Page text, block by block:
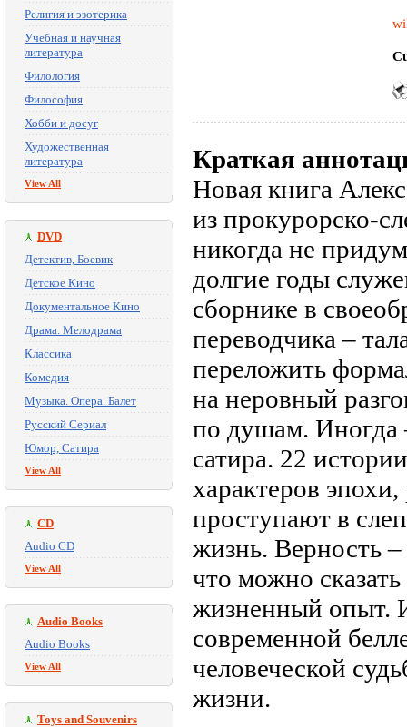
Религия и эзотерика
Учебная и научная
литература
Филология
Философия
Хобби и досуг
Художественная
литература
View All
DVD
Детектив, Боевик
Детское Кино
Документальное Кино
Драма. Мелодрама
Классика
Комедия
Музыка. Опера. Балет
Русский Сериал
Юмор, Сатира
View All
CD
Audio CD
View All
Audio Books
Audio Books
View All
Toys and Souvenirs
Краткая
Новая книга
из прокурорско-
никогда не
долгие годы
сборнике в
переводчика –
переложить
на неровный
по душам. Иногда
сатира. 22
характеров
проступают в
жизнь. Верность
что можно
жизненный опыт.
современной
человеческой
жизни.